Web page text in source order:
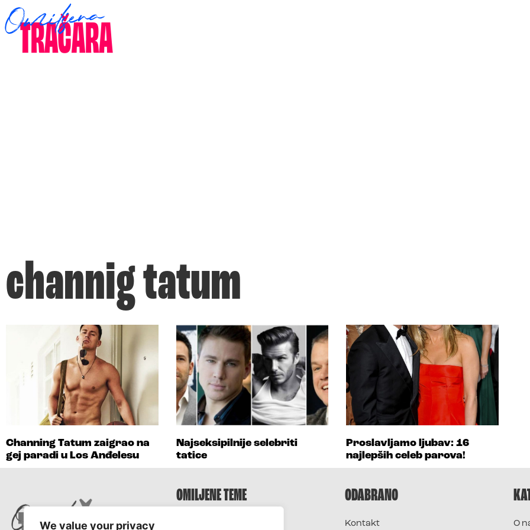
We value your privacy
channig tatum
Channing Tatum zaigrao na
gej paradi u Los Anđelesu
Najseksipilnije selebriti
tatice
Proslavljamo ljubav: 16
najlepših celeb parova!
OMILJENE TEME ODABRANO
Kontakt O